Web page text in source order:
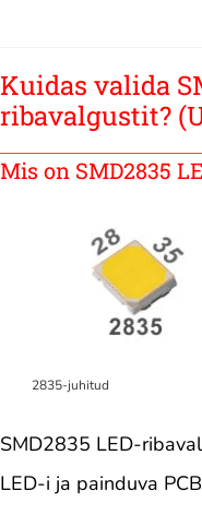
Kuidas valida
ribavalgustit?
Mis on SMD2835
2835-juhitud
SMD2835 LED-
LED-i ja painduva